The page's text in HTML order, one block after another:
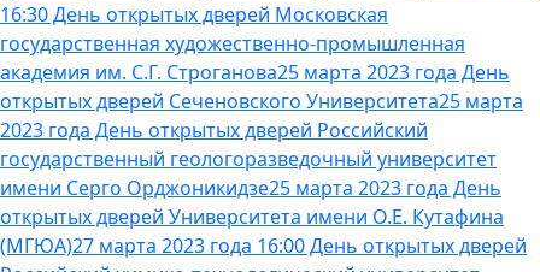
16:30 День открытых дверей Московская
государственная художественно-промышленная
академия им. С.Г. Строганова25 марта 2023 года День
открытых дверей Сеченовского Университета25 марта
2023 года День открытых дверей Российский
государственный геологоразведочный университет
имени Серго Орджоникидзе25 марта 2023 года День
открытых дверей Университета имени О.Е. Кутафина
(МГЮА)27 марта 2023 года 16:00 День открытых дверей